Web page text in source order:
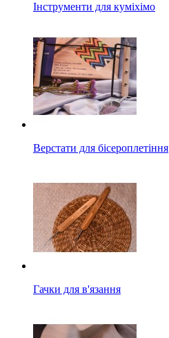
Інструменти для куміхімо
Верстати для бісероплетіння
Гачки для в'язання